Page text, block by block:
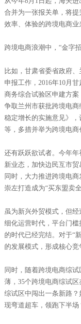
合并为一张报关单，将提
效率、体验的跨境电商业
跨境电商浪潮中，“金字
比如，甘肃省委省政府
申报工作，2016年10月
商务综合试验区申建方
争取兰州市获批跨境电
稳定增长的实施意见》
等，多措并举为跨境电商
还有跃跃欲试者。今年
新业态，加快边民互市贸
同时，大力推进跨境电
崇左打造成为“买东盟卖
虽为新兴外贸模式，但
细化运营时代，平台门
的时代已经完结。对于“
的发展模式，形成核心竞
同时，随着跨境电商综
薄，35个跨境电商综试
综试区中闯出一条新路
现弯道超车，领跑下半场